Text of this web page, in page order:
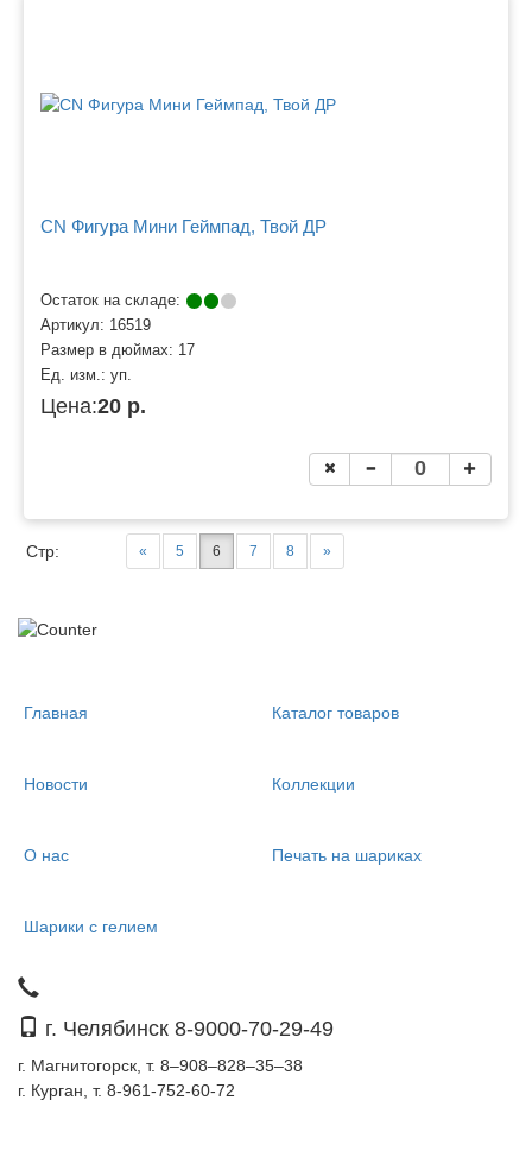
CN Фигура Мини Геймпад, Твой ДР
Остаток на складе:
Артикул: 16519
Размер в дюймах: 17
Ед. изм.: уп.
Цена:20 р.
Стр: « 5 6 7 8 »
Главная Каталог товаров
Новости Коллекции
О нас Печать на шариках
Шарики с гелием
г. Челябинск 8-9000-70-29-49
г. Магнитогорск, т. 8–908–828–35–38
г. Курган, т. 8-961-752-60-72